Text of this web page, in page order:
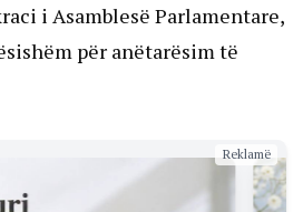
i Asamblesë Parlamentare,
për anëtarësim të
Reklamë